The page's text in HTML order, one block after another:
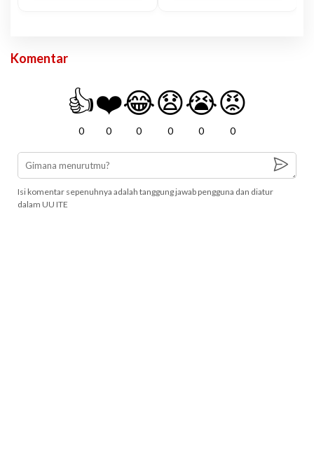
Komentar
👍
0
❤️
0
😂
0
😧
0
😭
0
😡
0
Isi komentar sepenuhnya adalah tanggung jawab pengguna dan diatur
dalam UU ITE